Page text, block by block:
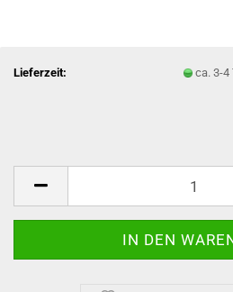
Lieferzeit: ca. 3-